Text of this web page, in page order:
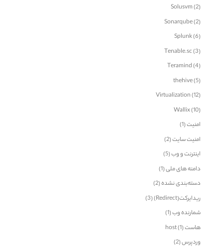
Solusvm(2)
Sonarqube(2)
Splunk(6)
Tenable.sc(3)
Teramind(4)
thehive(5)
Virtualization(12)
Wallix(10)
امنیت(1)
امنیت سایت(2)
اینترنت و وب(5)
دامنه های ملی(1)
دسته‌بندی نشده(2)
ریدایرکت(Redirect)
(3)
شمارنده وب(1)
هاست host(1)
وردپرس(2)